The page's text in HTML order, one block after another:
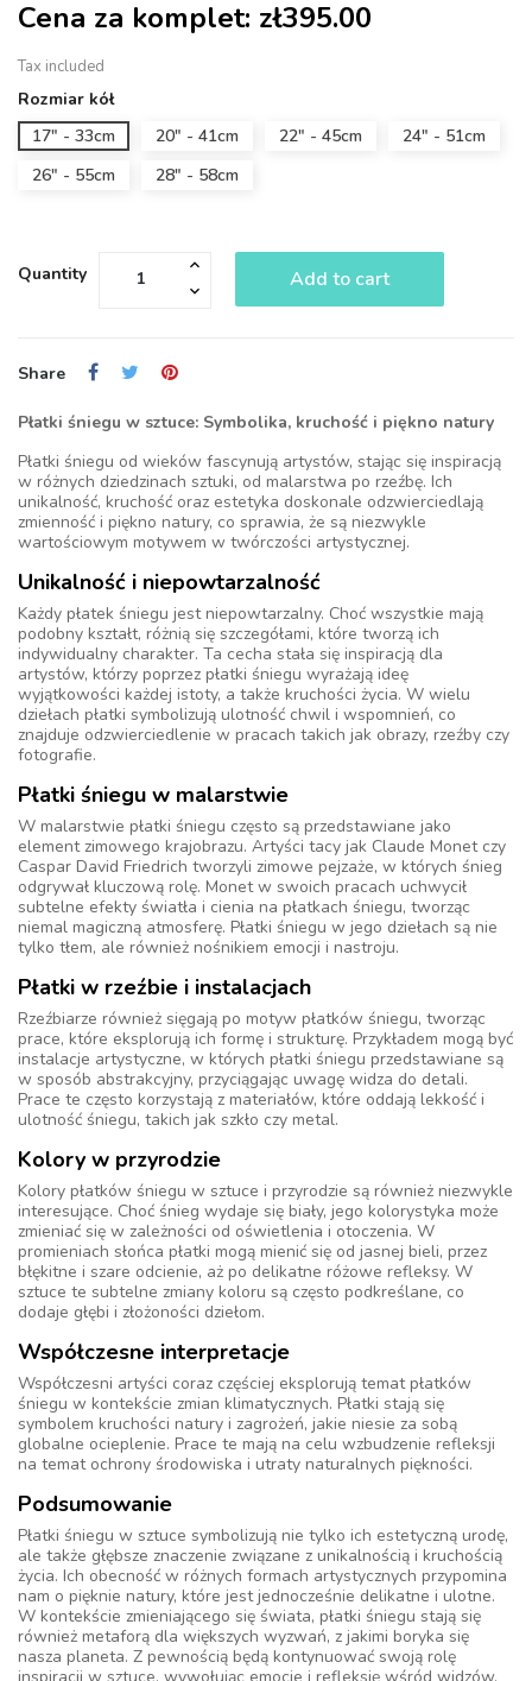
Cena za komplet: zł395.00
Tax included
Rozmiar kół
17" - 33cm
20" - 41cm 22" - 45cm
24" - 51cm
26" - 55cm
28" - 58cm
Quantity Add to cart
Share
Płatki śniegu w sztuce: Symbolika, kruchość i piękno natury
Płatki śniegu od wieków fascynują artystów, stając się inspiracją
w różnych dziedzinach sztuki, od malarstwa po rzeźbę. Ich
unikalność, kruchość oraz estetyka doskonale odzwierciedlają
zmienność i piękno natury, co sprawia, że są niezwykle
wartościowym motywem w twórczości artystycznej.
Unikalność i niepowtarzalność
Każdy płatek śniegu jest niepowtarzalny. Choć wszystkie mają
podobny kształt, różnią się szczegółami, które tworzą ich
indywidualny charakter. Ta cecha stała się inspiracją dla
artystów, którzy poprzez płatki śniegu wyrażają ideę
wyjątkowości każdej istoty, a także kruchości życia. W wielu
dziełach płatki symbolizują ulotność chwil i wspomnień, co
znajduje odzwierciedlenie w pracach takich jak obrazy, rzeźby czy
fotografie.
Płatki śniegu w malarstwie
W malarstwie płatki śniegu często są przedstawiane jako
element zimowego krajobrazu. Artyści tacy jak Claude Monet czy
Caspar David Friedrich tworzyli zimowe pejzaże, w których śnieg
odgrywał kluczową rolę. Monet w swoich pracach uchwycił
subtelne efekty światła i cienia na płatkach śniegu, tworząc
niemal magiczną atmosferę. Płatki śniegu w jego dziełach są nie
tylko tłem, ale również nośnikiem emocji i nastroju.
Płatki w rzeźbie i instalacjach
Rzeźbiarze również sięgają po motyw płatków śniegu, tworząc
prace, które eksplorują ich formę i strukturę. Przykładem mogą być
instalacje artystyczne, w których płatki śniegu przedstawiane są
w sposób abstrakcyjny, przyciągając uwagę widza do detali.
Prace te często korzystają z materiałów, które oddają lekkość i
ulotność śniegu, takich jak szkło czy metal.
Kolory w przyrodzie
Kolory płatków śniegu w sztuce i przyrodzie są również niezwykle
interesujące. Choć śnieg wydaje się biały, jego kolorystyka może
zmieniać się w zależności od oświetlenia i otoczenia. W
promieniach słońca płatki mogą mienić się od jasnej bieli, przez
błękitne i szare odcienie, aż po delikatne różowe refleksy. W
sztuce te subtelne zmiany koloru są często podkreślane, co
dodaje głębi i złożoności dziełom.
Współczesne interpretacje
Współczesni artyści coraz częściej eksplorują temat płatków
śniegu w kontekście zmian klimatycznych. Płatki stają się
symbolem kruchości natury i zagrożeń, jakie niesie za sobą
globalne ocieplenie. Prace te mają na celu wzbudzenie refleksji
na temat ochrony środowiska i utraty naturalnych piękności.
Podsumowanie
Płatki śniegu w sztuce symbolizują nie tylko ich estetyczną urodę,
ale także głębsze znaczenie związane z unikalnością i kruchością
życia. Ich obecność w różnych formach artystycznych przypomina
nam o pięknie natury, które jest jednocześnie delikatne i ulotne.
W kontekście zmieniającego się świata, płatki śniegu stają się
również metaforą dla większych wyzwań, z jakimi boryka się
nasza planeta. Z pewnością będą kontynuować swoją rolę